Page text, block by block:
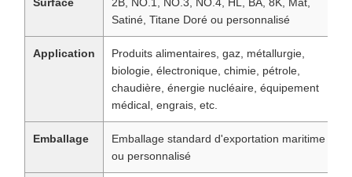
Satiné, Titane Doré ou personnalisé
Application
Produits alimentaires, gaz, métallurgie,
biologie, électronique, chimie, pétrole,
chaudière, énergie nucléaire, équipement
médical, engrais, etc.
Emballage
Emballage standard d'exportation maritime
ou personnalisé